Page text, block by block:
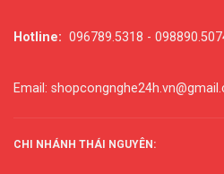
Hotline: 096789.5318 -
Email:
CHI NHÁNH THÁI NGUYÊN: